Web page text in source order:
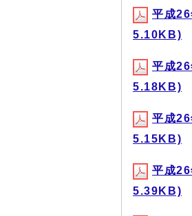
平成
5.10KB)
平成
5.18KB)
平成
5.15KB)
平成
5.39KB)